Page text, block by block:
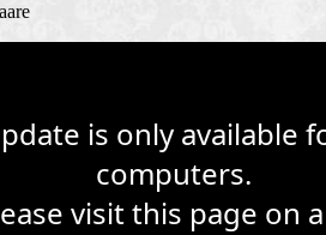
is only available
computers.
visit this page on a
Mai ist Muttertag